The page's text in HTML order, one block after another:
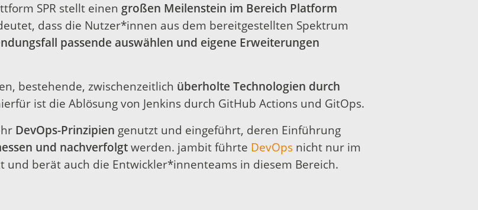
SPR stellt einen großen Meilenstein im Bereich Platform
dass die Nutzer*innen aus dem bereitgestellten Spektrum
passende auswählen und eigene Erweiterungen
bestehende, zwischenzeitlich überholte Technologien durch
ist die Ablösung von Jenkins durch GitHub Actions und GitOps.
DevOps-Prinzipien genutzt und eingeführt, deren Einführung
und nachverfolgtwerden. jambit führte DevOps nicht nur im
und berät auch die Entwickler*innenteams in diesem Bereich.